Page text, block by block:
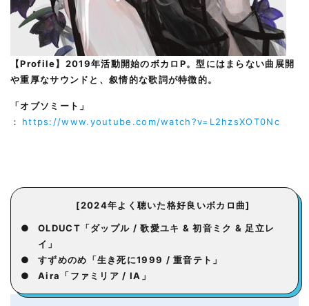
【Profile】2019年活動開始のボカロP。型にはまらない曲展開
や重厚なサウンドと、叙情的な歌詞が特徴的。
「オブソミート」
：
https://www.youtube.com/watch?v=L2hzsXOT0Nc
[2024年よく聴いた格好良いボカロ曲]
●
OLDUCT「ダップル / 歌愛ユキ & 初音ミク & 足立レ
イ」
●
すずめのめ「生き死に1999 / 重音テト」
●
Aira「ファミリア / IA」